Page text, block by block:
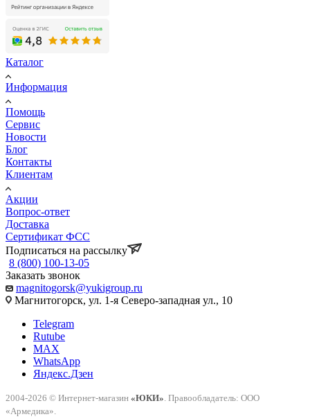
Каталог
Информация
Помощь
Сервис
Новости
Блог
Контакты
Клиентам
Акции
Вопрос-ответ
Доставка
Сертификат ФСС
Подписаться на рассылку
8 (800) 100-13-05
Заказать звонок
magnitogorsk@yukigroup.ru
Магнитогорск, ул. 1-я Северо-западная ул., 10
Telegram
Rutube
MAX
WhatsApp
Яндекс.Дзен
2004-2026 © Интернет-магазин «ЮКИ» . Правообладатель: ООО
«Армедика».